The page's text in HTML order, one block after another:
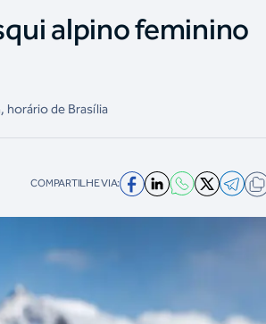
alpino feminino
horário de Brasília
COMPARTILHE VIA: